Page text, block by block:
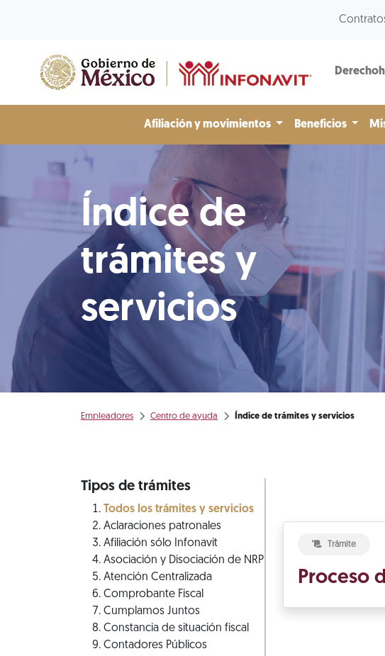
Afiliación y movimientos Beneficios
Índice de
trámites y
servicios
Empleadores Centro de ayuda Índice de trámites y servicios
Tipos de trámites
Todos los trámites y servicios
Aclaraciones patronales
Afiliación sólo Infonavit
Asociación y Disociación de NRP
Atención Centralizada
Comprobante Fiscal
Cumplamos Juntos
Constancia de situación fiscal
Contadores Públicos
Trámite
Proceso